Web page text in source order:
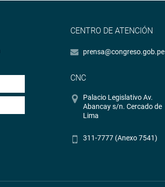
CENTRO DE ATENCIÓN
prensa@congreso.gob.pe
CNC
Palacio Legislativo Av.
Abancay s/n. Cercado de
Lima
311-7777 (Anexo 7541)